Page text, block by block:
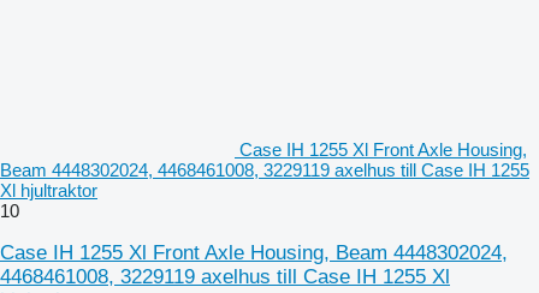
Case IH 1255 Xl Front Axle Housing,
Beam 4448302024, 4468461008, 3229119 axelhus till Case IH 1255
Xl hjultraktor
10
Case IH 1255 Xl Front Axle Housing, Beam 4448302024,
4468461008, 3229119 axelhus till Case IH 1255 Xl